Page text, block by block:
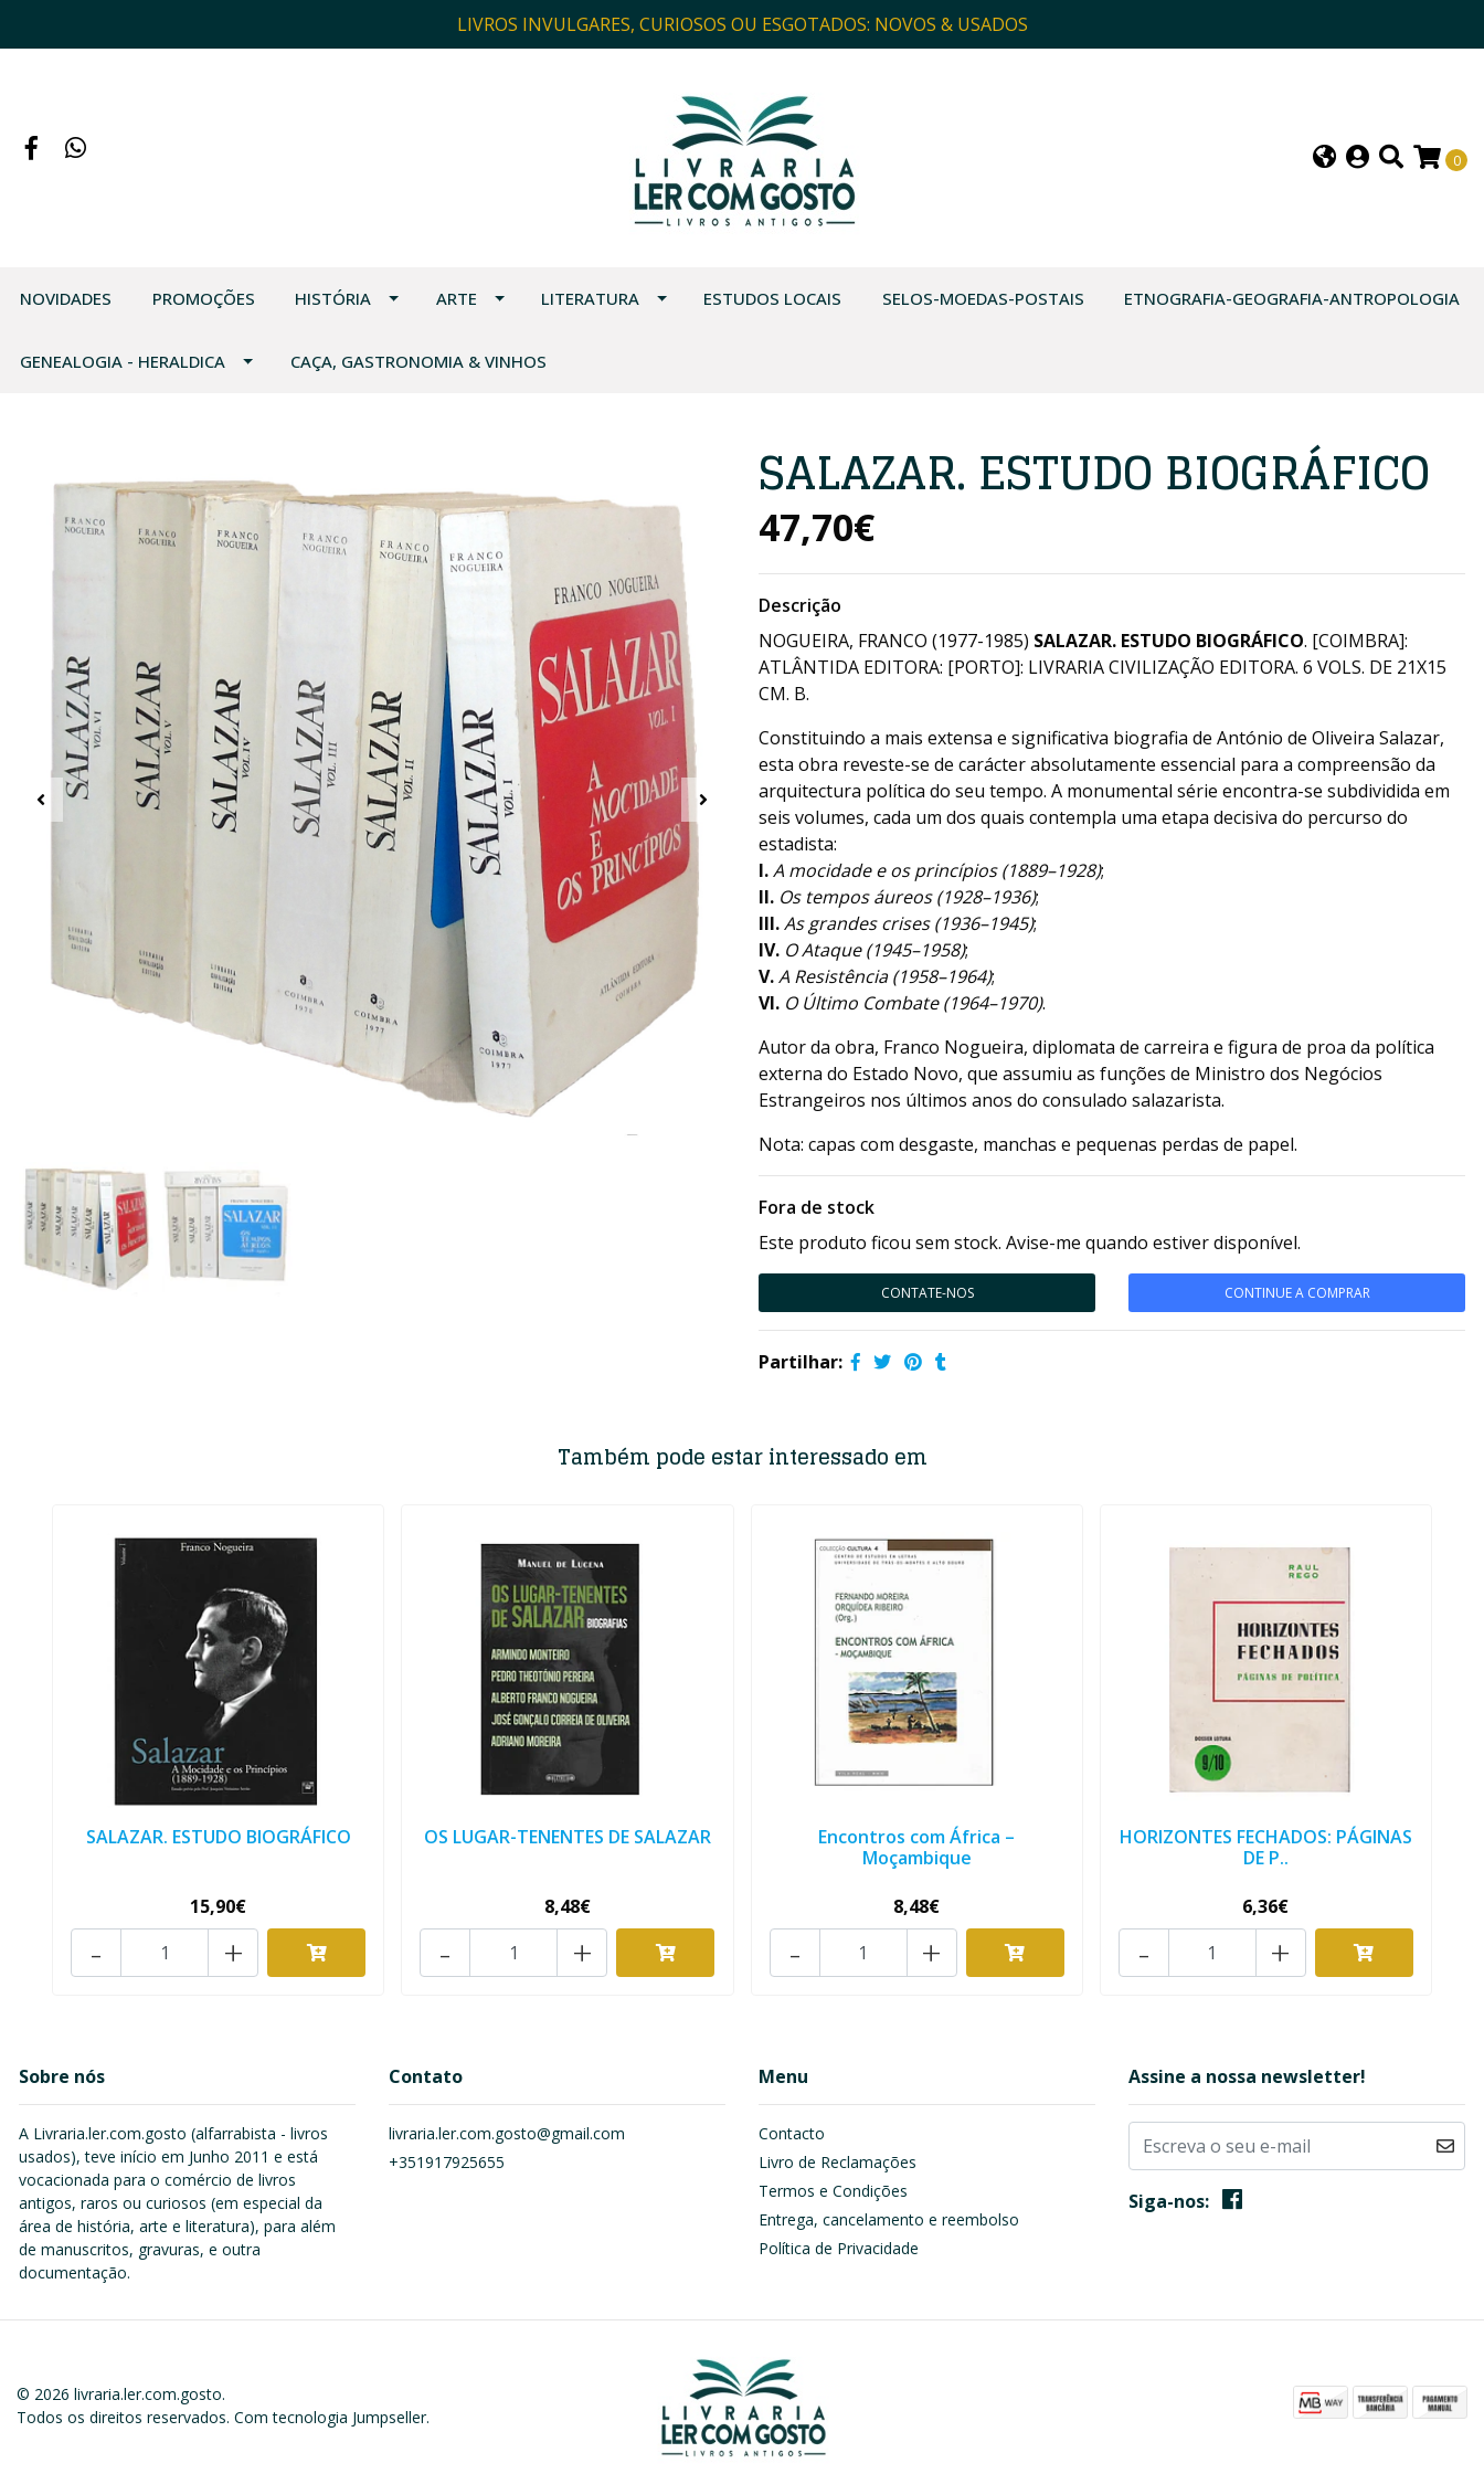
LIVROS INVULGARES, CURIOSOS OU ESGOTADOS: NOVOS & USADOS
0
NOVIDADES PROMOÇÕES HISTÓRIA ARTE LITERATURA ESTUDOS LOCAIS SELOS-MOEDAS-POSTAIS ETNOGRAFIA-GEOGRAFIA-ANTROPOLOGIA
GENEALOGIA - HERALDICA CAÇA, GASTRONOMIA & VINHOS
SALAZAR. ESTUDO BIOGRÁFICO
47,70€
Descrição
NOGUEIRA, FRANCO (1977-1985) SALAZAR. ESTUDO BIOGRÁFICO. [COIMBRA]:
ATLÂNTIDA EDITORA: [PORTO]: LIVRARIA CIVILIZAÇÃO EDITORA. 6 VOLS. DE 21X15
CM. B.
Constituindo a mais extensa e significativa biografia de António de Oliveira Salazar,
esta obra reveste-se de carácter absolutamente essencial para a compreensão da
arquitectura política do seu tempo. A monumental série encontra-se subdividida em
seis volumes, cada um dos quais contempla uma etapa decisiva do percurso do
estadista:
I.A mocidade e os princípios (1889–1928);
II. Os tempos áureos (1928–1936);
III.As grandes crises (1936–1945);
IV. O Ataque (1945–1958);
V.A Resistência (1958–1964);
VI. O Último Combate (1964–1970).
Autor da obra, Franco Nogueira, diplomata de carreira e figura de proa da política
externa do Estado Novo, que assumiu as funções de Ministro dos Negócios
Estrangeiros nos últimos anos do consulado salazarista.
Nota: capas com desgaste, manchas e pequenas perdas de papel.
Fora de stock
Este produto ficou sem stock. Avise-me quando estiver disponível.
CONTATE-NOS CONTINUE A COMPRAR
Partilhar:
Também pode estar interessado em
SALAZAR. ESTUDO BIOGRÁFICO
15,90€
+
-
OS LUGAR-TENENTES DE SALAZAR
8,48€
+
-
Encontros com África –
Moçambique
8,48€
+
-
HORIZONTES FECHADOS: PÁGINAS
DE P..
6,36€
+
-
Sobre nós
A Livraria.ler.com.gosto (alfarrabista - livros
usados), teve início em Junho 2011 e está
vocacionada para o comércio de livros
antigos, raros ou curiosos (em especial da
área de história, arte e literatura), para além
de manuscritos, gravuras, e outra
documentação.
Contato
livraria.ler.com.gosto@gmail.com
+351917925655
Menu
Contacto
Livro de Reclamações
Termos e Condições
Entrega, cancelamento e reembolso
Política de Privacidade
Assine a nossa newsletter!
Siga-nos:
© 2026 livraria.ler.com.gosto.
Todos os direitos reservados. Com tecnologia Jumpseller.